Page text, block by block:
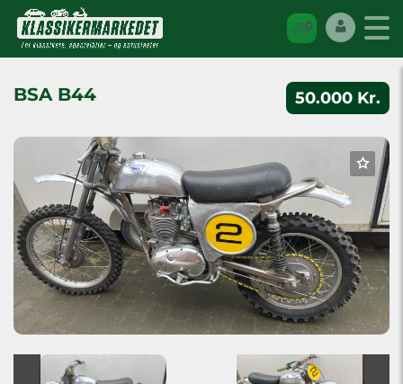
50.000 Kr.
BSA B44